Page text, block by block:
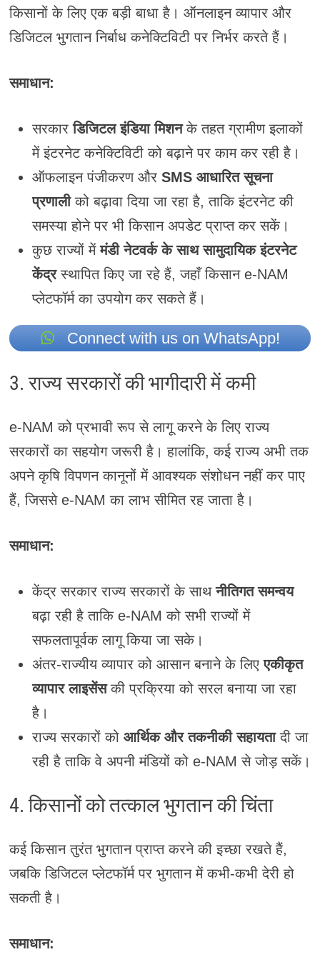
किसानों के लिए एक बड़ी बाधा है। ऑनलाइन व्यापार और
डिजिटल भुगतान निर्बाध कनेक्टिविटी पर निर्भर करते हैं।
समाधान:
सरकारडिजिटल इंडिया मिशनके तहत ग्रामीण इलाकों
में इंटरनेट कनेक्टिविटी को बढ़ाने पर काम कर रही है।
ऑफलाइन पंजीकरण और SMS आधारित सूचना
प्रणालीको बढ़ावा दिया जा रहा है, ताकि इंटरनेट की
समस्या होने पर भी किसान अपडेट प्राप्त कर सकें।
कुछ राज्यों मेंमंडी नेटवर्क के साथ सामुदायिक इंटरनेट
केंद्रस्थापित किए जा रहे हैं, जहाँ किसान e-NAM
प्लेटफॉर्म का उपयोग कर सकते हैं।
Connect with us on WhatsApp!
3. राज्य सरकारों की भागीदारी में कमी
e-NAM को प्रभावी रूप से लागू करने के लिए राज्य
सरकारों का सहयोग जरूरी है। हालांकि, कई राज्य अभी तक
अपने कृषि विपणन कानूनों में आवश्यक संशोधन नहीं कर पाए
हैं, जिससे e-NAM का लाभ सीमित रह जाता है।
समाधान:
केंद्र सरकार राज्य सरकारों के साथनीतिगत समन्वय
बढ़ा रही है ताकि e-NAM को सभी राज्यों में
सफलतापूर्वक लागू किया जा सके।
अंतर-राज्यीय व्यापार को आसान बनाने के लिएएकीकृत
व्यापार लाइसेंसकी प्रक्रिया को सरल बनाया जा रहा
है।
राज्य सरकारों को आर्थिक और तकनीकी सहायतादी जा
रही है ताकि वे अपनी मंडियों को e-NAM से जोड़ सकें।
4. किसानों को तत्काल भुगतान की चिंता
कई किसान तुरंत भुगतान प्राप्त करने की इच्छा रखते हैं,
जबकि डिजिटल प्लेटफॉर्म पर भुगतान में कभी-कभी देरी हो
सकती है।
समाधान: